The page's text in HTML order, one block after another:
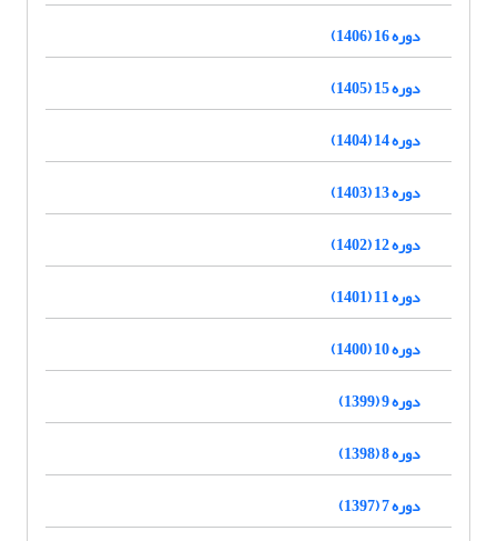
دوره 16 (1406)
دوره 15 (1405)
دوره 14 (1404)
دوره 13 (1403)
دوره 12 (1402)
دوره 11 (1401)
دوره 10 (1400)
دوره 9 (1399)
دوره 8 (1398)
دوره 7 (1397)